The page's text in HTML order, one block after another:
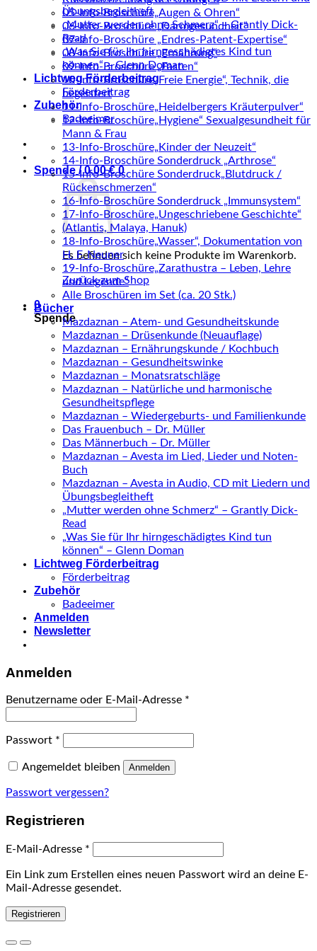
Übungsbegleitheft
„Mutter werden ohne Schmerz“ – Grantly Dick-
Read
„Was Sie für Ihr hirngeschädigtes Kind tun
können“ – Glenn Doman
Lichtweg Förderbeitrag
Förderbeitrag
Zubehör
Badeeimer
Spende /0,00€ 0
Es befinden sich keine Produkte im Warenkorb.
Zurück zum Shop
0
Spende
05-Info-Broschüre„Augen & Ohren“
06-Info-Broschüre „Darmgesundheit“
07-Info-Broschüre „Endres-Patent-Expertise“
08-Info-Broschüre „Ernährung“
09-Info-Broschüre „Fasten“
10-Info-Broschüre„Freie Energie“, Technik, die
begeistert
11-Info-Broschüre„Heidelbergers Kräuterpulver“
12-Info-Broschüre„Hygiene“ Sexualgesundheit für
Mann & Frau
13-Info-Broschüre„Kinder der Neuzeit“
14-Info-Broschüre Sonderdruck „Arthrose“
15-Info-Broschüre Sonderdruck„Blutdruck /
Rückenschmerzen“
16-Info-Broschüre Sonderdruck „Immunsystem“
17-Info-Broschüre„Ungeschriebene Geschichte“
(Atlantis, Malaya, Hanuk)
18-Info-Broschüre„Wasser“, Dokumentation von
H. F. Neuner
19-Info-Broschüre„Zarathustra – Leben, Lehre
und Legende“
Alle Broschüren im Set (ca. 20 Stk.)
Bücher
Mazdaznan – Atem- und Gesundheitskunde
Mazdaznan – Drüsenkunde (Neuauflage)
Mazdaznan – Ernährungskunde / Kochbuch
Mazdaznan – Gesundheitswinke
Mazdaznan – Monatsratschläge
Mazdaznan – Natürliche und harmonische
Gesundheitspflege
Mazdaznan – Wiedergeburts- und Familienkunde
Das Frauenbuch – Dr. Müller
Das Männerbuch – Dr. Müller
Mazdaznan – Avesta im Lied, Lieder und Noten-
Buch
Mazdaznan – Avesta in Audio, CD mit Liedern und
Übungsbegleitheft
„Mutter werden ohne Schmerz“ – Grantly Dick-
Read
„Was Sie für Ihr hirngeschädigtes Kind tun
können“ – Glenn Doman
Lichtweg Förderbeitrag
Förderbeitrag
Zubehör
Badeeimer
Anmelden
Newsletter
Anmelden
Benutzername oder E-Mail-Adresse *
Passwort *
Angemeldet bleiben Anmelden
Passwort vergessen?
Registrieren
E-Mail-Adresse *
Ein Link zum Erstellen eines neuen Passwort wird an deine E-
Mail-Adresse gesendet.
Registrieren